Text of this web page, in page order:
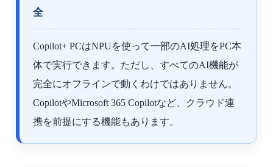
全
Copilot+ PCはNPUを使って一部のAI処理をPC本
体で実行できます。ただし、すべてのAI機能が
完全にオフラインで動くわけではありません。
CopilotやMicrosoft 365 Copilotなど、クラウド連
携を前提にする機能もあります。